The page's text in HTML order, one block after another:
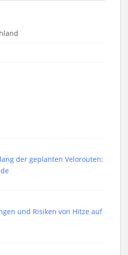
der geplanten Velorouten:
und Risiken von Hitze auf